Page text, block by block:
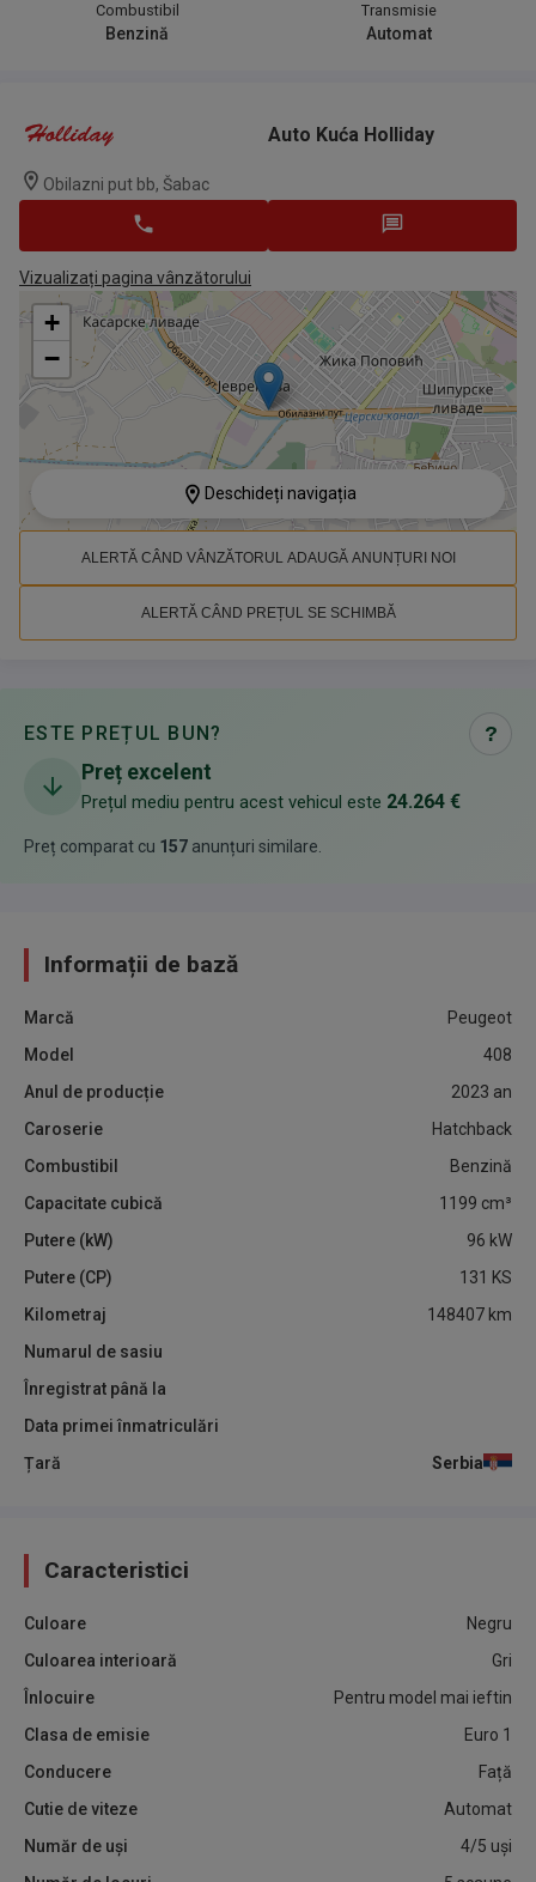
Combustibil
Benzină
Transmisie
Automat
Auto Kuća Holliday
Obilazni put bb, Šabac
Vizualizați pagina vânzătorului
+
−
Deschideți navigația
ALERTĂ CÂND VÂNZĂTORUL ADAUGĂ ANUNȚURI NOI
ALERTĂ CÂND PREȚUL SE SCHIMBĂ
ESTE PREȚUL BUN? ?
Preț excelent
Prețul mediu pentru acest vehicul este 24.264 €
Preț comparat cu 157 anunțuri similare
Informații de bază
Marcă
Peugeot
Model
408
Anul de producție
2023 an
Caroserie
Hatchback
Combustibil
Benzină
Capacitate cubică
1199 cm³
Putere (kW)
96 kW
Putere (CP)
131 KS
Kilometraj
148407 km
Numarul de sasiu
Înregistrat până la
Data primei înmatriculări
Țară
Serbia
Caracteristici
Culoare
Negru
Culoarea interioară
Gri
Înlocuire
Pentru model mai ieftin
Clasa de emisie
Euro 1
Conducere
Față
Cutie de viteze
Automat
Număr de uși
4/5 uși